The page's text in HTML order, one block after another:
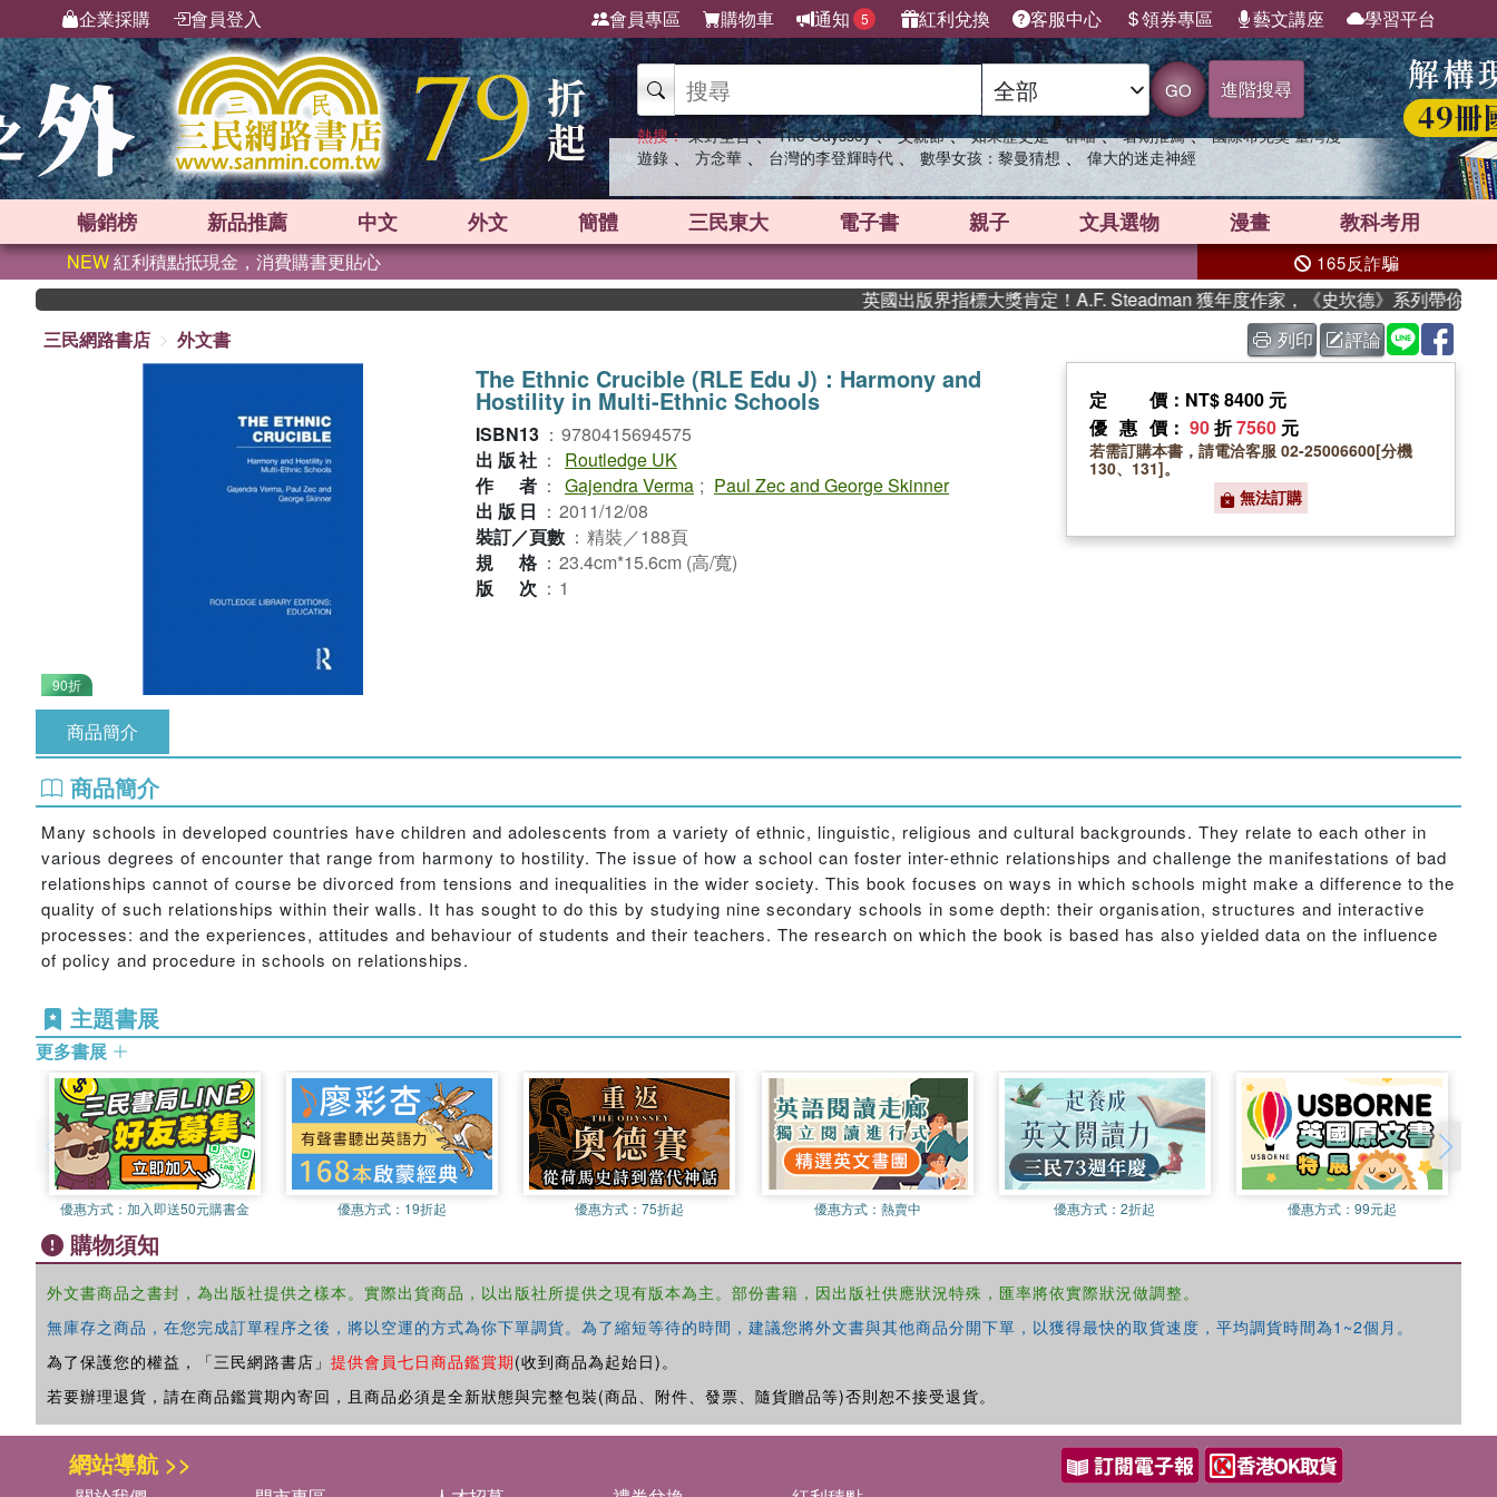
企業採購 會員登入 會員專區 購物車 通知 5 紅利兌換 客服中心 領券專區 藝文講座 學習平台
GO 進階搜尋
熱搜： 東野圭吾 、 The Odyssey 、 父親節 、 如果歷史是一群喵 、 暑期推薦 、 國際布克獎 臺灣漫
遊錄 、 方念華 、 台灣的李登輝時代 、 數學女孩：黎曼猜想 、 偉大的迷走神經
暢銷榜 新品推薦 中文 外文 簡體 三民東大 電子書 親子 文具選物 漫畫 教科考用
NEW紅利積點抵現金，消費購書更貼心 165反詐騙
英國出版界指標大獎肯定！A.F. Steadman 獲年度作家，《史坎德》系列帶你踏上熱
三民網路書店
外文書 列印 評論
90折
The Ethnic Crucible (RLE Edu J)：Harmony and
Hostility in Multi-Ethnic Schools
ISBN13 ： 9780415694575
出版社 ：
Routledge UK
作者 ： Gajendra Verma ; Paul Zec and George Skinner
出版日 ： 2011/12/08
裝訂／頁數 ： 精裝／188頁
規格 ： 23.4cm*15.6cm (高/寬)
版次 ： 1
定價 ：NT$ 8400 元
優惠價 ： 90折7560 元
若需訂購本書，請電洽客服 02-25006600[分機
130、131]。
無法訂購
商品簡介
商品簡介
Many schools in developed countries have children and adolescents from a variety of ethnic, linguistic, religious and cultural backgrounds. They relate to each other in
various degrees of encounter that range from harmony to hostility. The issue of how a school can foster inter-ethnic relationships and challenge the manifestations of bad
relationships cannot of course be divorced from tensions and inequalities in the wider society. This book focuses on ways in which schools might make a difference to the
quality of such relationships within their walls. It has sought to do this by studying nine secondary schools in some depth: their organisation, structures and interactive
processes: and the experiences, attitudes and behaviour of students and their teachers. The research on which the book is based has also yielded data on the influence
of policy and procedure in schools on relationships.
主題書展
更多書展
優惠方式： 加入即送50元購書金 優惠方式： 19折起 優惠方式：75折起 優惠方式： 熱賣中 優惠方式：2折起 優惠方式：99元起
購物須知
外文書商品之書封，為出版社提供之樣本。實際出貨商品，以出版社所提供之現有版本為主。部份書籍，因出版社供應狀況特殊，匯率將依實際狀況做調整。
無庫存之商品，在您完成訂單程序之後，將以空運的方式為你下單調貨。為了縮短等待的時間，建議您將外文書與其他商品分開下單，以獲得最快的取貨速度，平均調貨時間為1~2個月。
為了保護您的權益，「三民網路書店」 提供會員七日商品鑑賞期(收到商品為起始日)。
若要辦理退貨，請在商品鑑賞期內寄回，且商品必須是全新狀態與完整包裝(商品、附件、發票、隨貨贈品等)否則恕不接受退貨。
網站導航 >>